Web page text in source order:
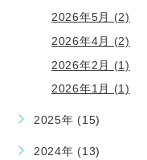
2026年5月 (2)
2026年4月 (2)
2026年2月 (1)
2026年1月 (1)
2025年 (15)
2024年 (13)